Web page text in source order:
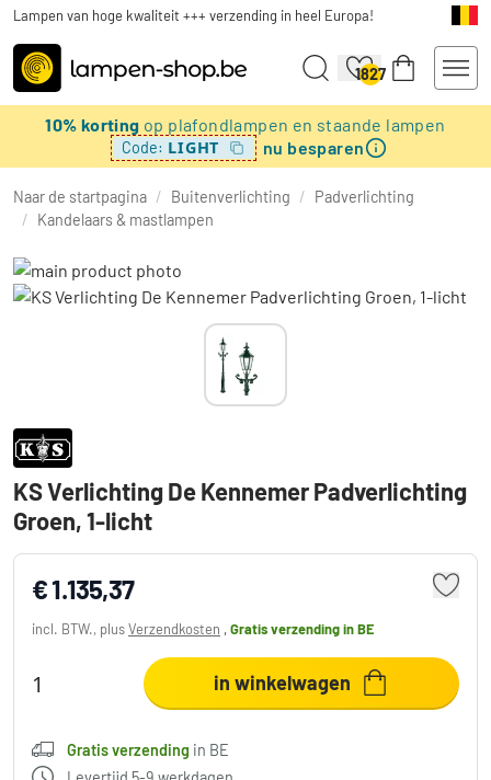
Lampen van hoge kwaliteit +++ verzending in heel Europa!
1827
10% korting op plafondlampen en staande lampen
Code: LIGHT nu besparen
Naar de startpagina / Buitenverlichting / Padverlichting
/ Kandelaars & mastlampen
KS Verlichting De Kennemer Padverlichting
Groen, 1-licht
€ 1.135,37
incl. BTW., plusVerzendkosten ,Gratis verzendingin BE
in winkelwagen
Gratis verzending in BE